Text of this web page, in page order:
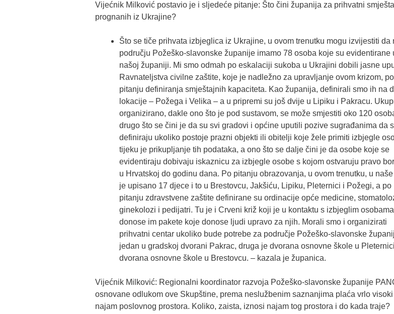
Vijećnik Milković postavio je i sljedeće pitanje: Što čini županija za prihvatni
prognanih iz Ukrajine?
Što se tiče prihvata izbjeglica iz Ukrajine, u ovom trenutku mogu izvijestiti da
području Požeško-slavonske županije imamo 78 osoba koje su evidentirane
našoj županiji. Mi smo odmah po eskalaciji sukoba u Ukrajini dobili jasne
Ravnateljstva civilne zaštite, koje je nadležno za upravljanje ovom krizom, po
pitanju definiranja smještajnih kapaciteta. Kao županija, definirali smo ih na
lokacije – Požega i Velika – a u pripremi su još dvije u Lipiku i Pakracu.
organizirano, dakle ono što je pod sustavom, se može smjestiti oko 120
drugo što se čini je da su svi gradovi i općine uputili pozive sugrađanima da
definiraju ukoliko postoje prazni objekti ili obitelji koje žele primiti izbjegle
tijeku je prikupljanje tih podataka, a ono što se dalje čini je da osobe koje se
evidentiraju dobivaju iskaznicu za izbjegle osobe s kojom ostvaruju pravo
u Hrvatskoj do godinu dana. Po pitanju obrazovanja, u ovom trenutku, u
je upisano 17 djece i to u Brestovcu, Jakšiću, Lipiku, Pleternici i Požegi, a po
pitanju zdravstvene zaštite definirane su ordinacije opće medicine,
ginekolozi i pedijatri. Tu je i Crveni križ koji je u kontaktu s izbjeglim
donose im pakete koje donose ljudi upravo za njih. Morali smo i organizirati
prihvatni centar ukoliko bude potrebe za područje Požeško-slavonske
jedan u gradskoj dvorani Pakrac, druga je dvorana osnovne škole u
dvorana osnovne škole u Brestovcu. – kazala je županica.
Vijećnik Milković: Regionalni koordinator razvoja Požeško-slavonske županije
osnovane odlukom ove Skupštine, prema neslužbenim saznanjima plaća vrlo visoki
najam poslovnog prostora. Koliko, zaista, iznosi najam tog prostora i do kada traje?